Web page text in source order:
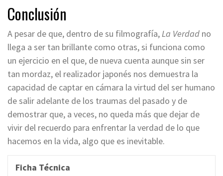
Conclusión
A pesar de que, dentro de su filmografía,La Verdad no
llega a ser tan brillante como otras, si funciona como
un ejercicio en el que, de nueva cuenta aunque sin ser
tan mordaz, el realizador japonés nos demuestra la
capacidad de captar en cámara la virtud del ser humano
de salir adelante de los traumas del pasado y de
demostrar que, a veces, no queda más que dejar de
vivir del recuerdo para enfrentar la verdad de lo que
hacemos en la vida, algo que es inevitable.
Ficha Técnica